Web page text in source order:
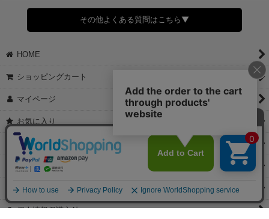
＞詳細は画像をタップ＜
さい。
◆領収書はご希望頂いた場合のみ発行しております。
【これからご注文する場合】
STEP2「お届け先・お支払い」ページにて備考欄に下記の記載をお
願いします。
②宛名（空欄は上様は不可）
③但し書き（空欄やお品代は不可）
【すでにご注文が完了している場合】
①お電話・メール・LINEにて領収書希望の連絡をお願い致します
②後日、郵送にて領収書を送らせて頂きます。
①マイページから購入履歴→購入内容→領収書発行を選択。
②後日、郵送にて領収書を送らせて頂きます。
その他よくある質問はこちら▼
HOME
ショッピングカート
マイページ
お気に入り
特定商取引法表示
ご利用案内
お問い合せ
個人情報保護方針